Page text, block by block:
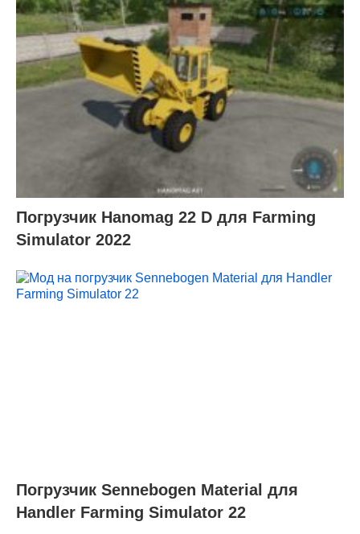
Погрузчик Hanomag 22 D для Farming
Simulator 2022
Погрузчик Sennebogen Material для
Handler Farming Simulator 22